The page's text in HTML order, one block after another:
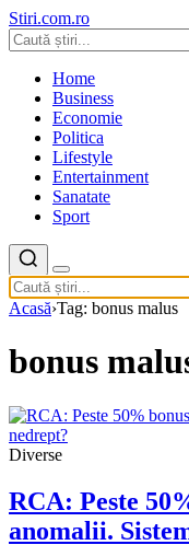
Stiri.com.ro
Home
Business
Economie
Politica
Lifestyle
Entertainment
Sanatate
Sport
Acasă›Tag: bonus malus
bonus
Diverse
RCA: Peste
anomalii.